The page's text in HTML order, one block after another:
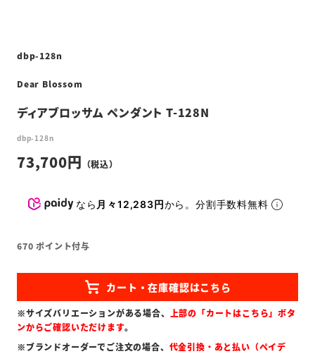
dbp-128n
Dear Blossom
ディアブロッサム ペンダント T-128N
dbp-128n
73,700
なら 月々12,283円から。分割手数料無料
670 ポイント付与
※サイズバリエーションがある場合、 上部の「カートはこちら」ボタ
ンからご確認いただけます。
※ブランドオーダーでご注文の場合、 代金引換・あと払い（ペイデ